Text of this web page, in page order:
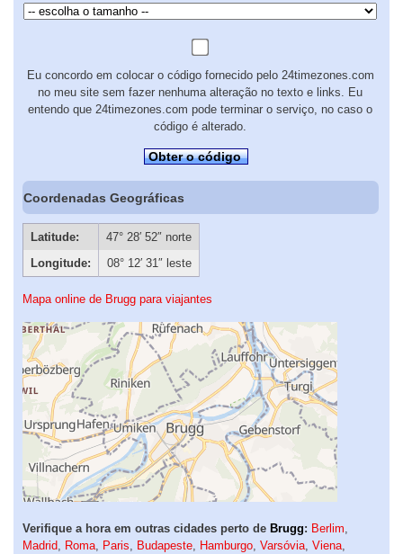
Eu concordo em colocar o código fornecido pelo 24timezones.com
no meu site sem fazer nenhuma alteração no texto e links. Eu
entendo que 24timezones.com pode terminar o serviço, no caso o
código é alterado.
Obter o código
Coordenadas Geográficas
Latitude:
47° 28′ 52″ norte
Longitude:
08° 12′ 31″ leste
Mapa online de Brugg para viajantes
Verifique a hora em outras cidades perto de Brugg: Berlim
Madrid
Roma Paris Budapeste Hamburgo Varsóvia Viena